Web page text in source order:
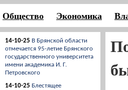
Общество Экономика
14-10-25 В Брянской области
отмечается 95-летие Брянского
государственного университета
имени академика И. Г.
Петровского
14-10-25 Блестящее